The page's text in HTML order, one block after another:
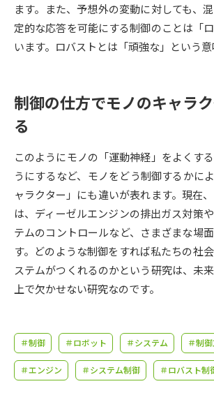
受験準備
併願校選び 受験スケ
新生活お役立ちガイド
学問発見
大学で学びたい学問発見
学問の教科書 夢ナビライ
ます。また、予想外の変動に対しても、
定的な応答を可能にする制御のことは「
います。ロバストとは「頑強な」という意
制御の仕方でモノのキャラ
る
このようにモノの「運動神経」をよくす
うにするなど、モノをどう制御するかに
ャラクター」にも違いが表れます。現在
は、ディーゼルエンジンの排出ガス対策
テムのコントロールなど、さまざまな場
す。どのような制御をすれば私たちの社
ステムがつくれるのかという研究は、未
上で欠かせない研究なのです。
＃制御 ＃ロボット ＃システム ＃制
＃エンジン ＃システム制御 ＃ロバスト制